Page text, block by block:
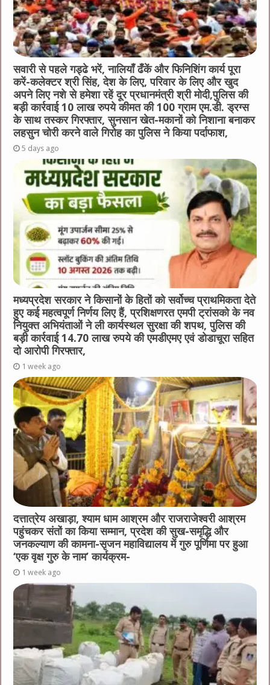
सवारी से पहले गड्ढे भरें, नालियाँ ढँकें और फिनिशिंग कार्य पूरा
करें-कलेक्टर श्री सिंह, देश के लिए, परिवार के लिए और खुद
अपने लिए नशे से हमेशा रहें दूर प्रधानमंत्री श्री मोदी,पुलिस की
बड़ी कार्रवाई 10 लाख रुपये कीमत की 100 ग्राम एम.डी. ड्रग्स
के साथ तस्कर गिरफ्तार, सुनसान खेत-मकानों को निशाना बनाकर
लहसुन चोरी करने वाले गिरोह का पुलिस ने किया पर्दाफाश,
5 days ago
मध्यप्रदेश सरकार ने किसानों के हितों को सर्वोच्च प्राथमिकता देते
हुए कई महत्वपूर्ण निर्णय लिए हैं, प्रशिक्षणरत एमपी ट्रांसको के नव
नियुक्त अभियंताओं ने ली कार्यस्थल सुरक्षा की शपथ, पुलिस की
बड़ी कार्रवाई 14.70 लाख रुपये की एमडीएमए एवं डोडाचूरा सहित
दो आरोपी गिरफ्तार,
1 week ago
दत्तात्रेय अखाड़ा, श्याम धाम आश्रम और राजराजेश्वरी आश्रम
पहुंचकर संतों का किया सम्मान, प्रदेश की सुख-समृद्धि और
जनकल्याण की कामना-सृजन महाविद्यालय में गुरु पूर्णिमा पर हुआ
‘एक वृक्ष गुरु के नाम’ कार्यक्रम-
1 week ago